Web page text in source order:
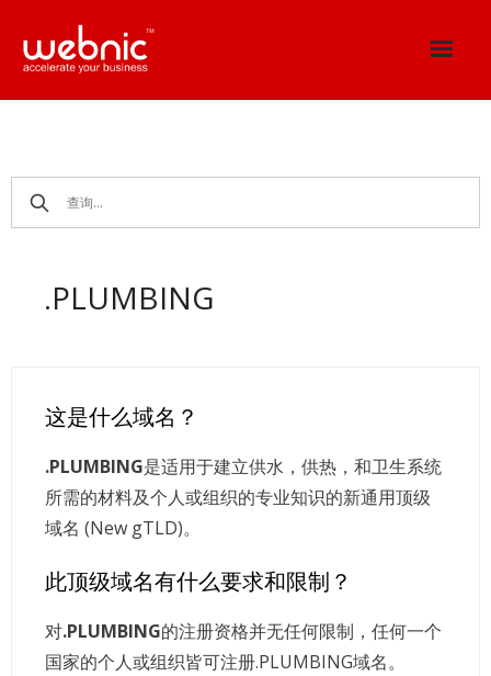
content
.PLUMBING
这是什么域名？
.PLUMBING是适用于建立供水，供热，和卫生系统
所需的材料及个人或组织的专业知识的新通用顶级
域名 (New gTLD)。
此顶级域名有什么要求和限制？
对.PLUMBING的注册资格并无任何限制，任何一个
国家的个人或组织皆可注册.PLUMBING域名。